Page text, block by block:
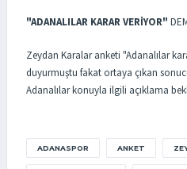
"ADANALILAR KARAR VERİYOR"
Zeydan Karalar anketi "Adanalılar
duyurmuştu fakat ortaya çıkan
Adanalılar konuyla ilgili açıklama
ADANASPOR ANKET